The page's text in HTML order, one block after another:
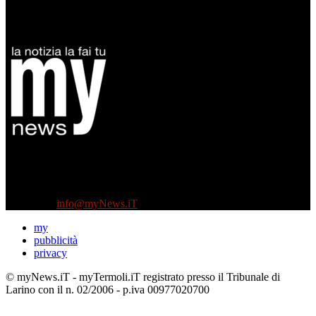
info@myNews.iT
my
pubblicità
privacy
© myNews.iT - myTermoli.iT registrato presso il Tribunale di
Larino con il n. 02/2006 - p.iva 00977020700